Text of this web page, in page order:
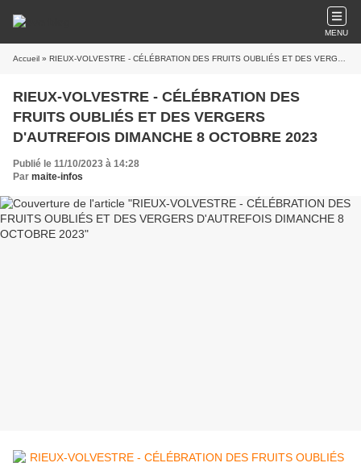
MENU
Accueil » RIEUX-VOLVESTRE - CÉLÉBRATION DES FRUITS OUBLIÉS ET DES VERGERS D'AUTREFOIS DIMANCHE 8 OCTOBRE 2023
RIEUX-VOLVESTRE - CÉLÉBRATION DES
FRUITS OUBLIÉS ET DES VERGERS
D'AUTREFOIS DIMANCHE 8 OCTOBRE 2023
Publié le 11/10/2023 à 14:28
Par maite-infos